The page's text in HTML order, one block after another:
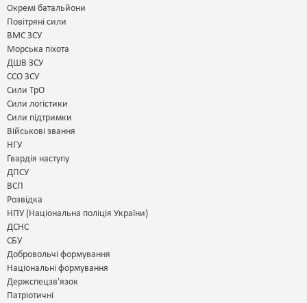
Окремі батальйони
Повітряні сили
ВМС ЗСУ
Морська піхота
ДШВ ЗСУ
ССО ЗСУ
Сили ТрО
Сили логістики
Сили підтримки
Військові звання
НГУ
Гвардія наступу
ДПСУ
ВСП
Розвідка
НПУ (Національна поліція України)
ДСНС
СБУ
Добровольчі формування
Національні формування
Держспецзв'язок
Патріотичні